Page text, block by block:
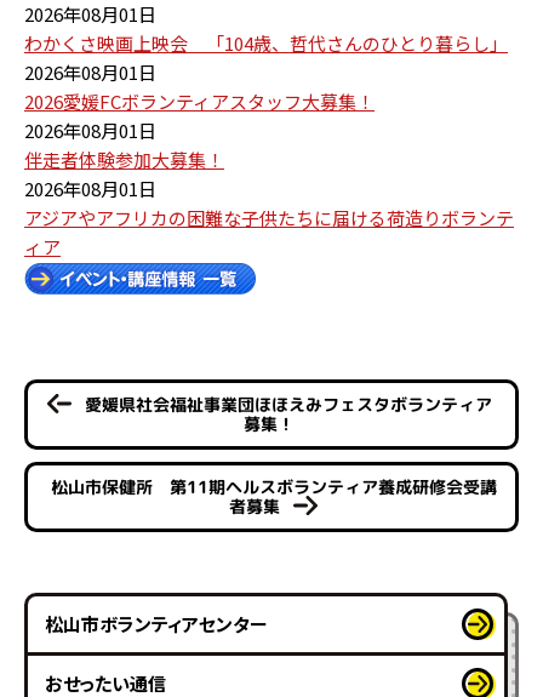
2026年08月01日
わかくさ映画上映会 「104歳、哲代さんのひとり暮らし」
2026年08月01日
2026愛媛FCボランティアスタッフ大募集！
2026年08月01日
伴走者体験参加大募集！
2026年08月01日
アジアやアフリカの困難な子供たちに届ける荷造りボランテ
ィア
愛媛県社会福祉事業団ほほえみフェスタボランティア
募集！
松山市保健所 第11期ヘルスボランティア養成研修会受講
者募集
松山市ボランティアセンター
おせったい通信